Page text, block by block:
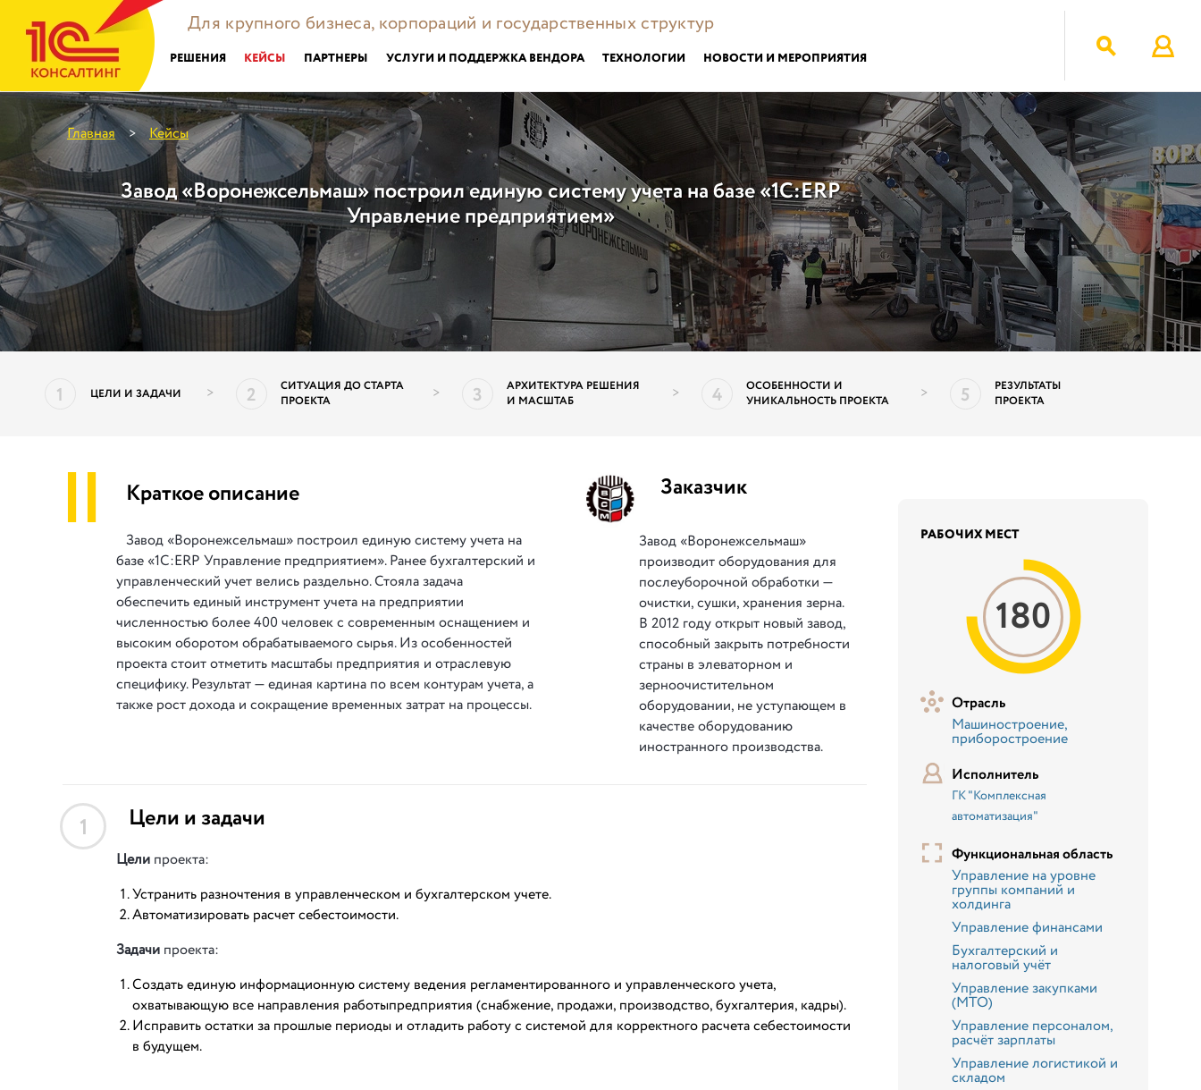
Для крупного бизнеса, корпораций и государственных структур
РЕШЕНИЯ КЕЙСЫ ПАРТНЕРЫ УСЛУГИ И ПОДДЕРЖКА ВЕНДОРА ТЕХНОЛОГИИ НОВОСТИ И МЕРОПРИЯТИЯ
Главная > Кейсы
Завод «Воронежсельмаш» построил единую систему учета на базе «1С:ERP
Управление предприятием»
1 ЦЕЛИ И ЗАДАЧИ > 2
СИТУАЦИЯ ДО СТАРТА
ПРОЕКТА
> 3
АРХИТЕКТУРА РЕШЕНИЯ
И МАСШТАБ
> 4
ОСОБЕННОСТИ И
УНИКАЛЬНОСТЬ ПРОЕКТА
> 5
РЕЗУЛЬТАТЫ
ПРОЕКТА
|| Краткое описание
Завод «Воронежсельмаш» построил единую систему учета на
базе «1С:ERP Управление предприятием». Ранее бухгалтерский и
управленческий учет велись раздельно. Стояла задача
обеспечить единый инструмент учета на предприятии
численностью более 400 человек с современным оснащением и
высоким оборотом обрабатываемого сырья. Из особенностей
проекта стоит отметить масштабы предприятия и отраслевую
специфику. Результат — единая картина по всем контурам учета, а
также рост дохода и сокращение временных затрат на процессы.
Заказчик
Завод «Воронежсельмаш»
производит оборудования для
послеуборочной обработки —
очистки, сушки, хранения зерна.
В 2012 году открыт новый завод,
способный закрыть потребности
страны в элеваторном и
зерноочистительном
оборудовании, не уступающем в
качестве оборудованию
иностранного производства.
1 Цели и задачи
Цели проекта:
Устранить разночтения в управленческом и бухгалтерском учете.
Автоматизировать расчет себестоимости.
Задачи проекта:
Создать единую информационную систему ведения регламентированного и управленческого учета,
охватывающую все направления работыпредприятия (снабжение, продажи, производство, бухгалтерия, кадры).
Исправить остатки за прошлые периоды и отладить работу с системой для корректного расчета себестоимости
в будущем.
РАБОЧИХ МЕСТ
180
Отрасль
Машиностроение,
приборостроение
Исполнитель
ГК "Комплексная
автоматизация"
Функциональная область
Управление на уровне
группы компаний и
холдинга
Управление финансами
Бухгалтерский и
налоговый учёт
Управление закупками
(МТО)
Управление персоналом,
расчёт зарплаты
Управление логистикой и
складом